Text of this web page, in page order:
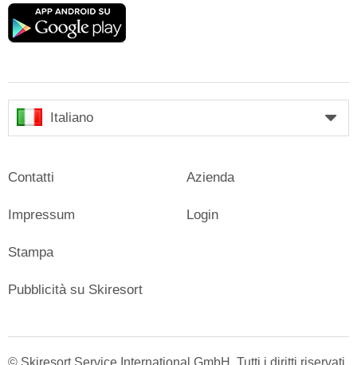
Google
Italiano
Contatti
Impressum
Stampa
Azienda
Login
Pubblicità su Skiresort
© Skiresort Service International GmbH. Tutti i diritti riservati.